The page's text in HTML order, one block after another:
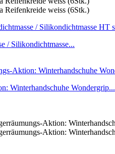
/ Silikondichtmasse...
Winterhandschuhe Wondergrip...